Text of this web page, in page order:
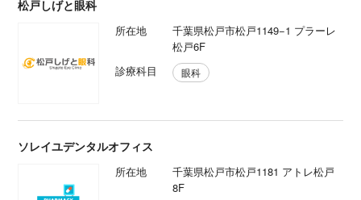
松戸しげと眼科
所在地
千葉県松戸市松戸1149−1 プラーレ
松戸6F
診療科目
眼科
ソレイユデンタルオフィス
所在地
千葉県松戸市松戸1181 アトレ松戸
8F